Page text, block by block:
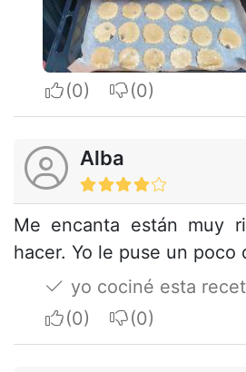
I apreciateI do not
Alba
Me encanta están muy
hacer. Yo le puse un poco
yo cociné esta
I apreciateI do not